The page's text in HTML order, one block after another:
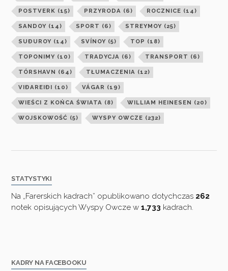
POSTVERK (15) PRZYRODA (6) ROCZNICE (14)
SANDOY (14) SPORT (6) STREYMOY (25)
SUÐUROY (14) SVÍNOY (5) TOP (18)
TOPONIMY (10) TRADYCJA (6) TRANSPORT (6)
TÓRSHAVN (64) TŁUMACZENIA (12)
VIÐAREIÐI (10) VÁGAR (19)
WIEŚCI Z KOŃCA ŚWIATA (8) WILLIAM HEINESEN (20)
WOJSKOWOŚĆ (5) WYSPY OWCZE (232)
STATYSTYKI
Na „Farerskich kadrach” opublikowano dotychczas 262
notek opisujących Wyspy Owcze w1,733 kadrach.
KADRY NA FACEBOOKU